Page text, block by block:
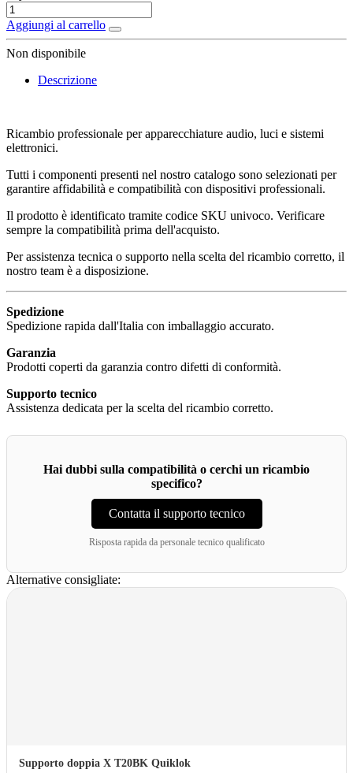
Aggiungi al carrello
Non disponibile
Descrizione
Ricambio professionale per apparecchiature audio, luci e sistemi
elettronici.
Tutti i componenti presenti nel nostro catalogo sono selezionati per
garantire affidabilità e compatibilità con dispositivi professionali.
Il prodotto è identificato tramite codice SKU univoco. Verificare
sempre la compatibilità prima dell'acquisto.
Per assistenza tecnica o supporto nella scelta del ricambio corretto, il
nostro team è a disposizione.
Spedizione
Spedizione rapida dall'Italia con imballaggio accurato.
Garanzia
Prodotti coperti da garanzia contro difetti di conformità.
Supporto tecnico
Assistenza dedicata per la scelta del ricambio corretto.
Hai dubbi sulla compatibilità o cerchi un ricambio
specifico?
Contatta il supporto tecnico
Risposta rapida da personale tecnico qualificato
Alternative consigliate:
Supporto doppia X T20BK Quiklok